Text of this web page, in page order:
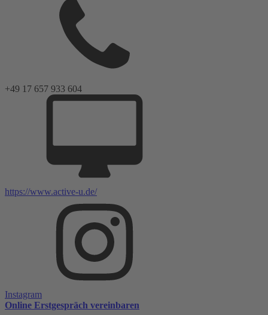
+49 17 657 933 604
https://www.active-u.de/
Instagram
Online Erstgespräch vereinbaren